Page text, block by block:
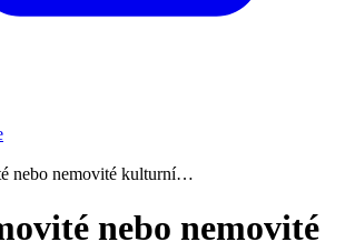
nebo nemovité kulturní…
nebo nemovité